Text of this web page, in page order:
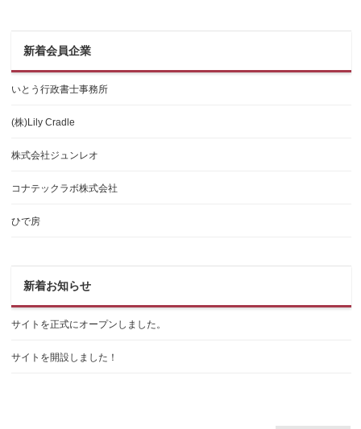
新着会員企業
いとう行政書士事務所
(株)Lily Cradle
株式会社ジュンレオ
コナテックラボ株式会社
ひで房
新着お知らせ
サイトを正式にオープンしました。
サイトを開設しました！